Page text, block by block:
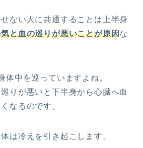
ない人に共通することは上半身
と血の巡りが悪いことが原因な
体中を巡っていますよね。
りが悪いと下半身から心臓へ血
なるのです。
は冷えを引き起こします。